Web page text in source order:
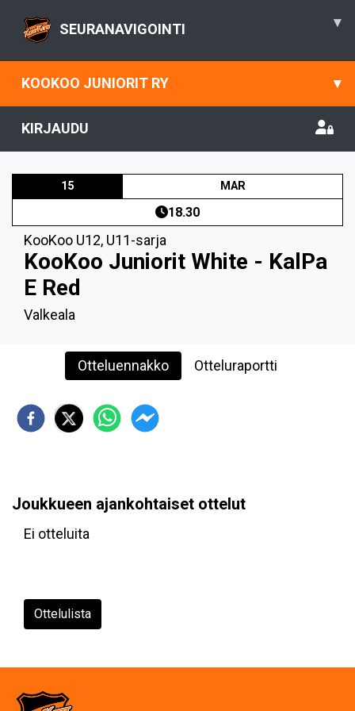
SEURANAVIGOINTI ▾
KOOKOO JUNIORIT RY ▾
KIRJAUDU
15 MAR
18.30
KooKoo U12, U11-sarja
KooKoo Juniorit White - KalPa
E Red
Valkeala
Otteluennakko Otteluraportti
Joukkueen ajankohtaiset ottelut
Ei otteluita
Ottelulista